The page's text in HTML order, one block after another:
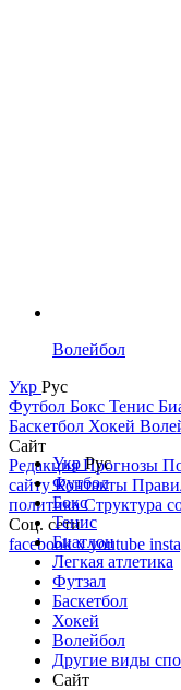
Волейбол
Укр Рус
Футбол Бокс Тенис
Баскетбол Хокей
Сайт
РедакцияПрогнозы
сайтуКонтакты
политикаСтруктура
Соц. сети
facebookxyoutube
УкрРус
Футбол
Бокс
Тенис
Биатлон
Легкая атлетика
Футзал
Баскетбол
Хокей
Волейбол
Другие виды
Сайт